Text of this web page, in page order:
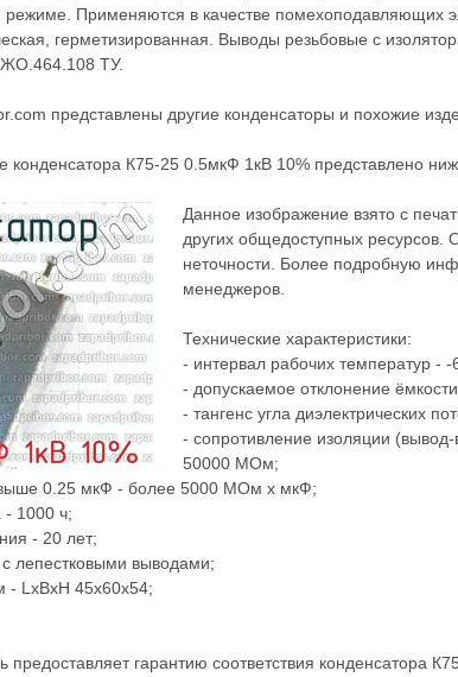
Применяются в качестве помехоподавляющих
герметизированная. Выводы резьбовые с
ТУ.
представлены другие конденсаторы и похожие
конденсатора К75-25 0.5мкФ 1кВ 10% представлено
Данное изображение взято с
других общедоступных ресурсов.
неточности. Более подробную
менеджеров.
Технические характеристики:
- интервал рабочих температур - -
- допускаемое отклонение
- тангенс угла диэлектрических
- сопротивление изоляции
50000 МОм;
0.25 мкФ - более 5000 МОм х мкФ;
- 1000 ч;
- 20 лет;
лепестковыми выводами;
LхBхH 45х60х54;
предоставляет гарантию соответствия конденсатора